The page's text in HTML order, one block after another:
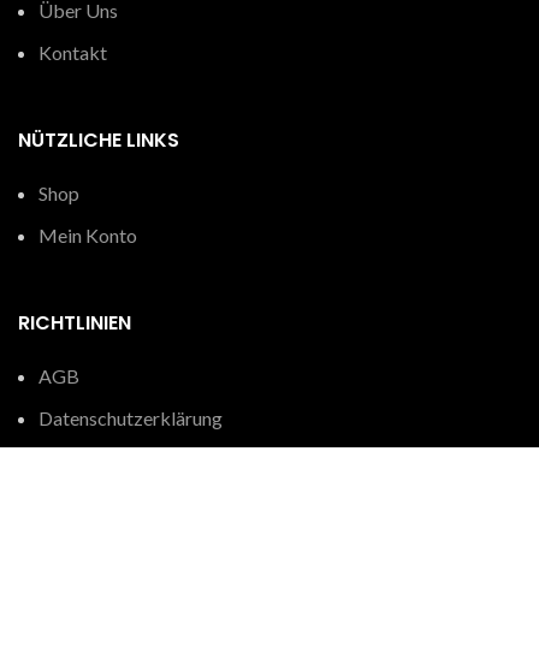
Über Uns
Kontakt
NÜTZLICHE LINKS
Shop
Mein Konto
RICHTLINIEN
AGB
Datenschutzerklärung